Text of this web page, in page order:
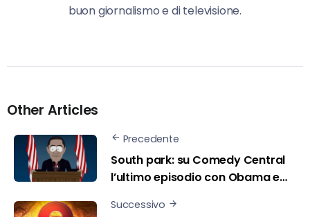
buon giornalismo e di televisione.
Other Articles
Precedente
South park: su Comedy Central
l’ultimo episodio con Obama e…
Successivo